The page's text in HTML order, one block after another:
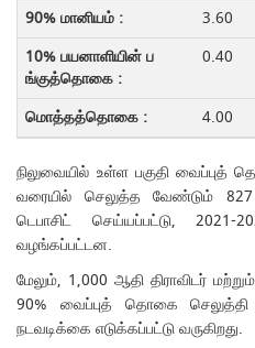
3.60
0.40
4.00
நிலுவையில் உள்ள பகுதி
வரையில் செலுத்த வேண்டும் 827
டெபாசிட் செய்யப்பட்டு, 2021-
வழங்கப்பட்டன.
மேலும், 1,000 ஆதி திராவிடர்
90% வைப்புத் தொகை
நடவடிக்கை எடுக்கப்பட்டு வருகிறது.